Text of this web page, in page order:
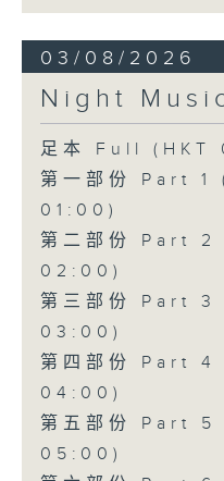
03/08/2026
Night
足本 Full
第一部份 Part
01:00)
第二部份 Part
02:00)
第三部份 Part
03:00)
第四部份 Part
04:00)
第五部份 Part
05:00)